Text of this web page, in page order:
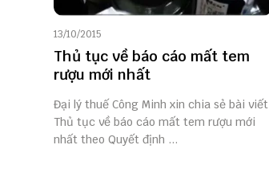
13/10/2015
Thủ tục về báo cáo mất tem
rượu mới nhất
Đại lý thuế Công Minh xin chia sẻ bài viết
Thủ tục về báo cáo mất tem rượu mới
nhất theo Quyết định ...